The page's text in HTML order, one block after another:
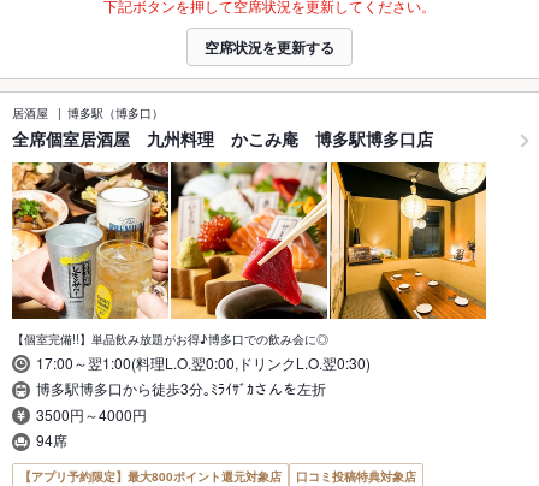
下記ボタンを押して空席状況を更新してください。
空席状況を更新する
居酒屋 博多駅（博多口）
全席個室居酒屋 九州料理 かこみ庵 博多駅博多口店
【個室完備!!】単品飲み放題がお得♪博多口での飲み会に◎
17:00～翌1:00(料理L.O.翌0:00,ドリンクL.O.翌0:30)
博多駅博多口から徒歩3分｡ﾐﾗｲｻﾞｶさんを左折
3500円～4000円
94席
【アプリ予約限定】最大800ポイント還元対象店 口コミ投稿特典対象店